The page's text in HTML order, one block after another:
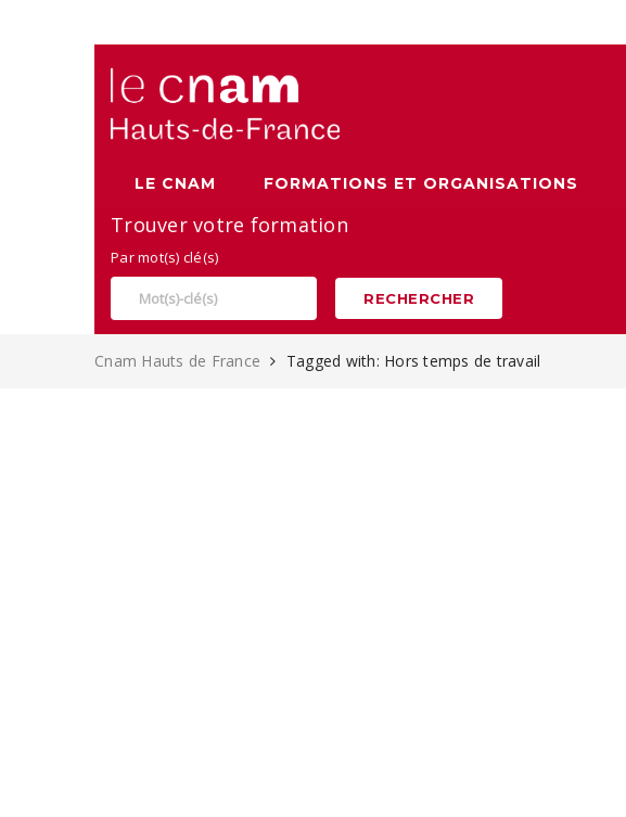
LE CNAM FORMATIONS ET ORGANISATIONS
Trouver votre formation
Par mot(s) clé(s)
RECHERCHER
Cnam Hauts de France Tagged with: Hors temps de travail